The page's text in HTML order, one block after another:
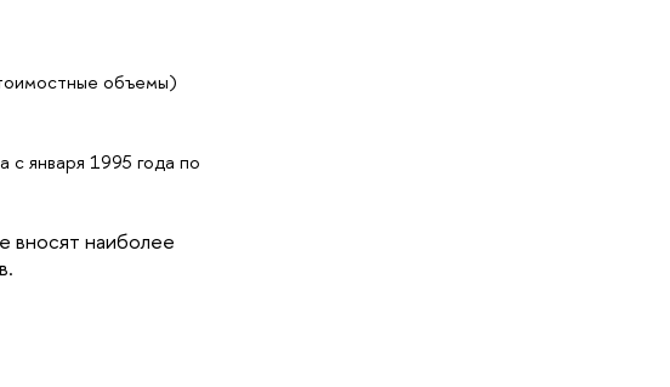
объемы)
с января 1995 года по
вносят наиболее